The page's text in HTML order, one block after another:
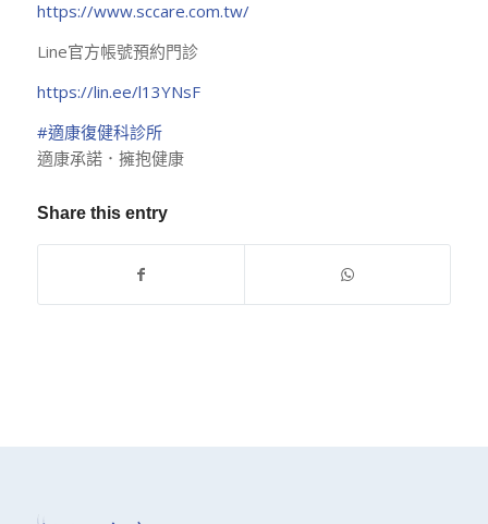
https://www.sccare.com.tw/
Line官方帳號預約門診
https://lin.ee/l13YNsF
#適康復健科診所
適康承諾．擁抱健康
Share this entry